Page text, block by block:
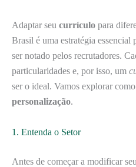
Adaptar seu currículo para
Brasil é uma estratégia essencial
ser notado pelos recrutadores.
particularidades e, por isso, um
ser o ideal. Vamos explorar
personalização.
1. Entenda o Setor
Antes de começar a modificar